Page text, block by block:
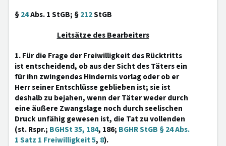
§24Abs. 1 StGB; §212StGB
Leitsätze des Bearbeiters
1. Für die Frage der Freiwilligkeit des Rücktritts
ist entscheidend, ob aus der Sicht des Täters ein
für ihn zwingendes Hindernis vorlag oder ob er
Herr seiner Entschlüsse geblieben ist; sie ist
deshalb zu bejahen, wenn der Täter weder durch
eine äußere Zwangslage noch durch seelischen
Druck unfähig gewesen ist, die Tat zu vollenden
(st. Rspr.; BGHSt 35, 184, 186; BGHR StGB § 24 Abs.
1 Satz 1 Freiwilligkeit 5, 8).